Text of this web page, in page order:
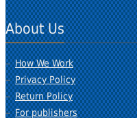
About Us
How We Work
Privacy Policy
Return Policy
For publishers